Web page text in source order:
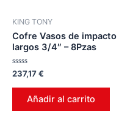
KING TONY
Cofre Vasos de impacto
largos 3/4″ – 8Pzas
Valorado
en
0
237,17€
Añadir al carrito